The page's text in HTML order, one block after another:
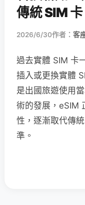
傳統 SIM 卡
2026/6/30作者： 客
過去實體 SIM 卡
插入或更換實體
是出國旅遊使用
術的發展，eSIM
性，逐漸取代傳
準。